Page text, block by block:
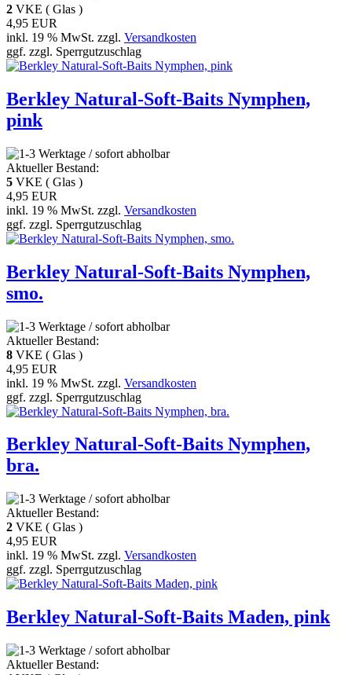
2 VKE ( Glas )
4,95 EUR
inkl. 19 % MwSt. zzgl. Versandkosten
ggf. zzgl. Sperrgutzuschlag
Berkley Natural-Soft-Baits Nymphen,
pink
Aktueller Bestand:
5 VKE ( Glas )
4,95 EUR
inkl. 19 % MwSt. zzgl. Versandkosten
ggf. zzgl. Sperrgutzuschlag
Berkley Natural-Soft-Baits Nymphen,
smo.
Aktueller Bestand:
8 VKE ( Glas )
4,95 EUR
inkl. 19 % MwSt. zzgl. Versandkosten
ggf. zzgl. Sperrgutzuschlag
Berkley Natural-Soft-Baits Nymphen,
bra.
Aktueller Bestand:
2 VKE ( Glas )
4,95 EUR
inkl. 19 % MwSt. zzgl. Versandkosten
ggf. zzgl. Sperrgutzuschlag
Berkley Natural-Soft-Baits Maden, pink
Aktueller Bestand: